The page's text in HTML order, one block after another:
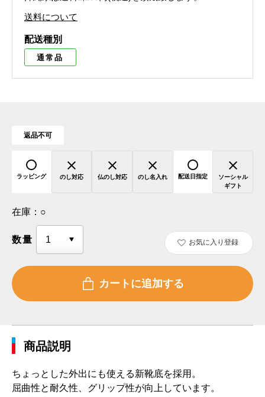
送料について
配送種別
通常品
返品不可
ラッピング のし対応 仏のし対応 のし名入れ 配送日指定
ソーシャル
ギフト
在庫： ○
数量 お気に入り登録
商品説明
ちょっとした外出にも使える新靴底を採用。
屈曲性と耐久性、グリップ性が向上しています。